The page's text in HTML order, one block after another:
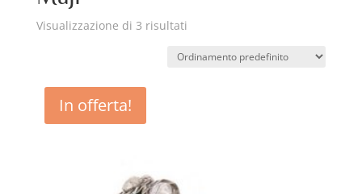
Visualizzazione di 3 risultati
In offerta!